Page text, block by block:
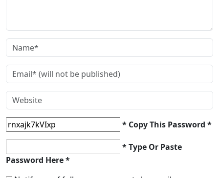
* Copy This Password *
* Type Or Paste
Password Here *